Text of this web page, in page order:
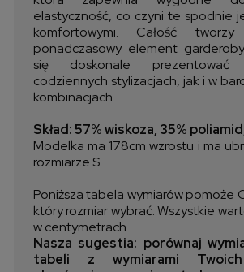
elastyczność, co czyni te spodnie
komfortowymi. Całość
ponadczasowy element
się doskonale
codziennych stylizacjach, jak i w
kombinacjach.
Skład: 57% wiskoza, 35%
Modelka ma 178cm wzrostu i ma
rozmiarze S
Poniższa tabela wymiarów pomoże
który rozmiar wybrać. Wszystkie
w centymetrach.
Nasza sugestia: porównaj
tabeli z wymiarami